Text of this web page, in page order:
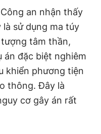
an nhận thấy
sử dụng ma túy
tâm thần,
án đặc biệt nghiêm
khiển phương tiện
thông. Đây là
cơ gây án rất